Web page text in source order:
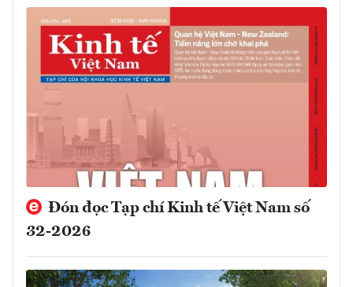
Đón đọc Tạp chí Kinh tế Việt Nam số
32-2026